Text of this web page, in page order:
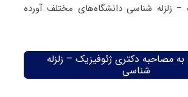
– زلزله شناسی دانشگاه‌های مختلف آورده
به مصاحبه دکتری ژئوفیزیک – زلزله
شناسی